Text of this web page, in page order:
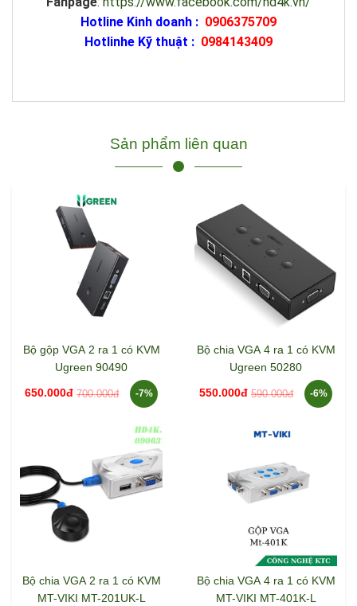
Hotline Kinh doanh : 0906375709
Hotlinhe Kỹ thuật : 0984143409
Sản phẩm liên quan
Bộ gộp VGA 2 ra 1 có KVM
Ugreen 90490
650.000đ 700.000đ -7%
Bộ chia VGA 4 ra 1 có KVM
Ugreen 50280
550.000đ 590.000đ -6%
Bộ chia VGA 2 ra 1 có KVM
MT-VIKI MT-201UK-L
Bộ chia VGA 4 ra 1 có KVM
MT-VIKI MT-401K-L